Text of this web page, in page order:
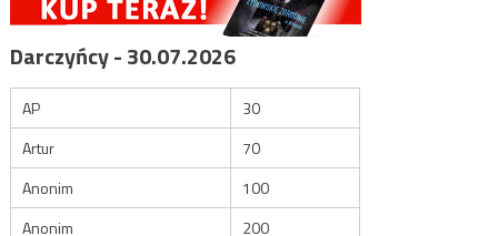
Darczyńcy - 30.07.2026
AP
30
Artur
70
Anonim
100
Anonim
200